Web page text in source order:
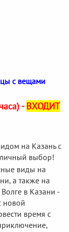
с вещами
-ВХОДИТ
на Казань с
выбор!
виды на
а также на
в Казани -
новой
время с